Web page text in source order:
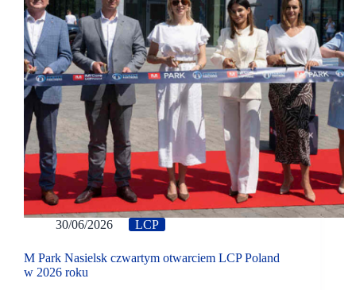
30/06/2026 LCP
M Park Nasielsk czwartym otwarciem LCP Poland
w 2026 roku